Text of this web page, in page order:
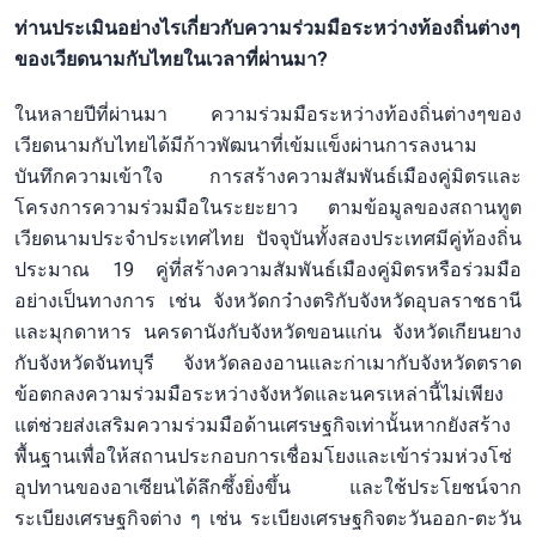
ท่านประเมินอย่างไรเกี่ยวกับความร่วมมือระหว่างท้องถิ่นต่างๆ
ของเวียดนามกับไทยในเวลาที่ผ่านมา?
ในหลายปีที่ผ่านมา ความร่วมมือระหว่างท้องถิ่นต่างๆของ
เวียดนามกับไทยได้มีก้าวพัฒนาที่เข้มแข็งผ่านการลงนาม
บันทึกความเข้าใจ การสร้างความสัมพันธ์เมืองคู่มิตรและ
โครงการความร่วมมือในระยะยาว ตามข้อมูลของสถานทูต
เวียดนามประจำประเทศไทย ปัจจุบันทั้งสองประเทศมีคู่ท้องถิ่น
ประมาณ 19 คู่ที่สร้างความสัมพันธ์เมืองคู่มิตรหรือร่วมมือ
อย่างเป็นทางการ เช่น จังหวัดกว๋างตริกับจังหวัดอุบลราชธานี
และมุกดาหาร นครดานังกับจังหวัดขอนแก่น จังหวัดเกียนยาง
กับจังหวัดจันทบุรี จังหวัดลองอานและก่าเมากับจังหวัดตราด
ข้อตกลงความร่วมมือระหว่างจังหวัดและนครเหล่านี้ไม่เพียง
แต่ช่วยส่งเสริมความร่วมมือด้านเศรษฐกิจเท่านั้นหากยังสร้าง
พื้นฐานเพื่อให้สถานประกอบการเชื่อมโยงและเข้าร่วมห่วงโซ่
อุปทานของอาเซียนได้ลึกซึ้งยิ่งขึ้น และใช้ประโยชน์จาก
ระเบียงเศรษฐกิจต่าง ๆ เช่น ระเบียงเศรษฐกิจตะวันออก-ตะวัน